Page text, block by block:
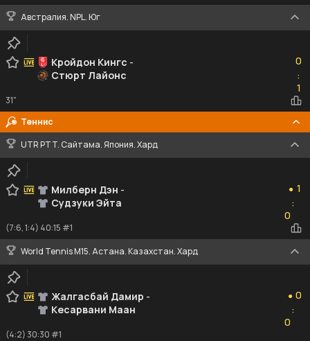
Австралия. NPL. Юг
Кройдон Кингс -
Стюрт Лайонс
0
:1
1
31"
Теннис
UTR PTT. Сайтама. Япония. Хард
Милберн Дэн -
Судзуки Эйта
● 1
:
0
(7:6, 1:4) 40:15 #1
World Tennis M15. Астана. Казахстан. Хард
Жалгасбай Дамир -
Кесарвани Маан
● 0
:
0
(4:2) 30:30 #1